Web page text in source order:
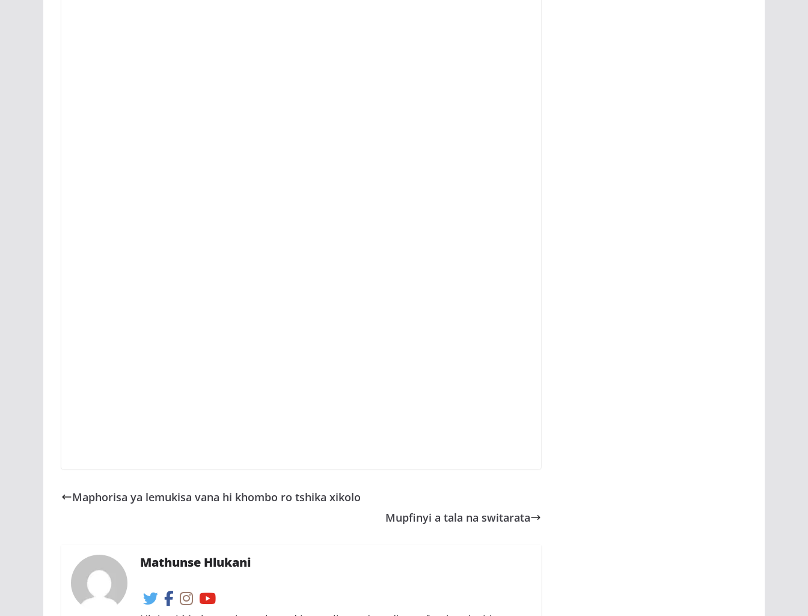
Maphorisa ya lemukisa vana hi khombo ro tshika xikolo
Mupfinyi a tala na switarata
Mathunse Hlukani